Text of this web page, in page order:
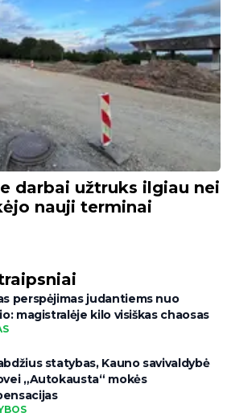
darbai užtruks ilgiau nei
nauji terminai
perspėjimas judantiems nuo
magistralėje kilo visiškas chaosas
statybas, Kauno savivaldybė
„Autokausta“ mokės